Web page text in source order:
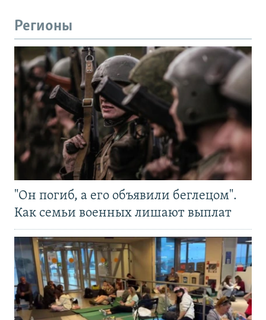
Регионы
"Он погиб, а его объявили беглецом".
Как семьи военных лишают выплат